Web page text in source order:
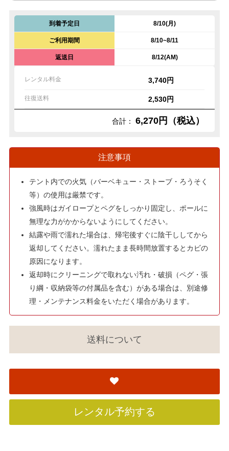
到着予定日 8/10(月)
ご利用期間 8/10~8/11
返送日 8/12(AM)
レンタル料金 3,740円
往復送料 2,530円
合計： 6,270円（税込）
注意事項
テント内での火気（バーベキュー・ストーブ・ろうそく
等）の使用は厳禁です。
強風時はガイロープとペグをしっかり固定し、ポールに
無理な力がかからないようにしてください。
結露や雨で濡れた場合は、帰宅後すぐに陰干ししてから
返却してください。濡れたまま長時間放置するとカビの
原因になります。
返却時にクリーニングで取れない汚れ・破損（ペグ・張
り綱・収納袋等の付属品を含む）がある場合は、別途修
理・メンテナンス料金をいただく場合があります。
送料について
レンタル予約する